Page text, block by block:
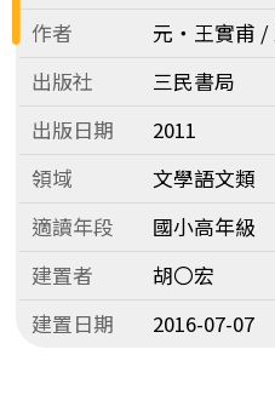
作者
元‧王實甫 /
出版社
三民書局
出版日期
2011
領域
文學語文類
適讀年段
國小高年級
建置者
胡〇宏
建置日期
2016-07-07